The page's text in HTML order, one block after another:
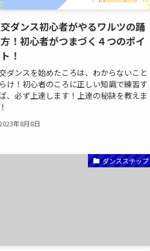
ダンス初心者がやるワルツの踊
！初心者がつまづく４つのポイ
！
ダンスを始めたころは、わからないこと
け！初心者のころに正しい知識で練習す
、必ず上達します！上達の秘訣を教えま
年8月8日
ダンスステップ